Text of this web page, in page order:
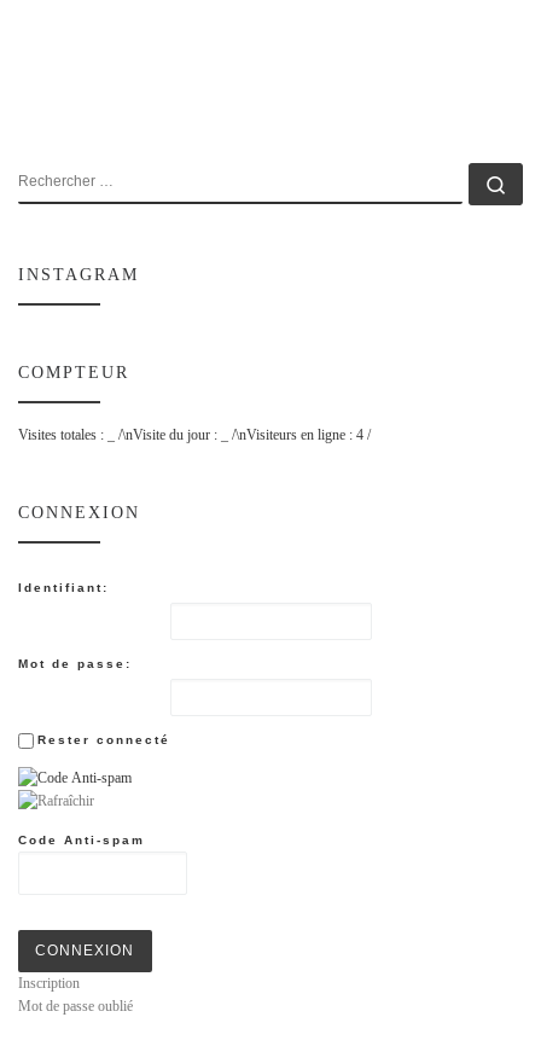
RECHERCHER
INSTAGRAM
COMPTEUR
Visites totales : /\nVisite du jour : /\nVisiteurs en ligne : 4 /
CONNEXION
Identifiant:
Mot de passe:
Rester connecté
Code Anti-spam
CONNEXION
Inscription
Mot de passe oublié